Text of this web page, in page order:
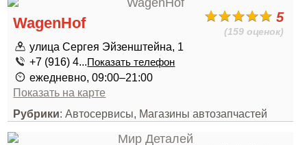
5
(159 оценок)
WagenHof
улица Сергея Эйзенштейна, 1
+7 (916) 4...Показать телефон
ежедневно, 09:00–21:00
Показать на карте
Рубрики: Автосервисы, Магазины автозапчастей